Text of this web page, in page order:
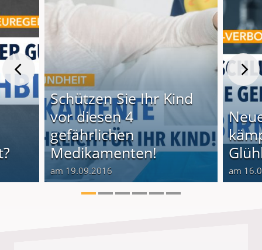
Schützen Sie Ihr Kind
vor diesen 4
gefährlichen
Medikamenten!
am 19.09.2016 am